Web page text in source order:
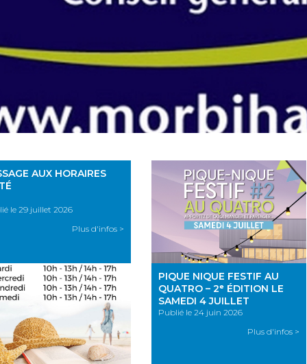
AUX HORAIRES
le 29 juillet 2026
Plus d'infos >
PIQUE NIQUE FESTIF AU
QUATRO – 2ᵉ ÉDITION LE
SAMEDI 4 JUILLET
Publié le 24 juin 2026
Plus d'infos >